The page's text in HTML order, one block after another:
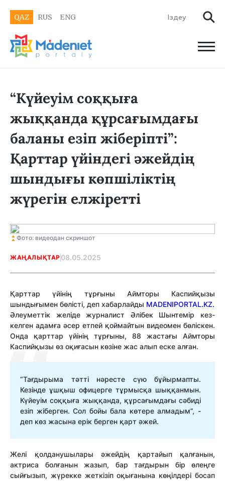
QAZ RUS ENG
“Күйеуім соққыға
жыққанда құрсағымдағы
баланы езіп жіберіпті”:
Қарттар үйіндегі әжейдің
шындығы көпшіліктің
жүрегін елжіретті
Фото: видеодан скриншот
ЖАҢАЛЫҚТАР 08.05.2025
Қарттар үйінің тұрғыны Аймторы Каспийқызы
шындығымен бөлісті, деп хабарлайды MADENIPORTAL.KZ.
Әлеуметтік желіде журналист Әлібек Шынтемір кез-
келген адамға әсер етпей қоймайтын видеомен бөліскен.
Онда қарттар үйінің тұрғыны, 88 жастағы Аймторы
Каспийқызы өз оқиғасын көзіне жас алып еске алған.
“Тағдырыма тәтті нәресте сүю бұйырмапты.
Кезінде ұшқыш офицерге тұрмысқа шыққанмын.
Күйеуім соққыға жыққанда, құрсағымдағы сәбиді
езіп жіберген. Сол бойы бала көтере алмадым”, -
деп көз жасына ерік берген қарт әжей.
Желі қолданушылары әжейдің қартайып қалғанын,
актриса болғанын жазып, бар тағдырын бір өлеңге
сыйғызып, жүрекке жеткізіп оқығанына көңілдері босап